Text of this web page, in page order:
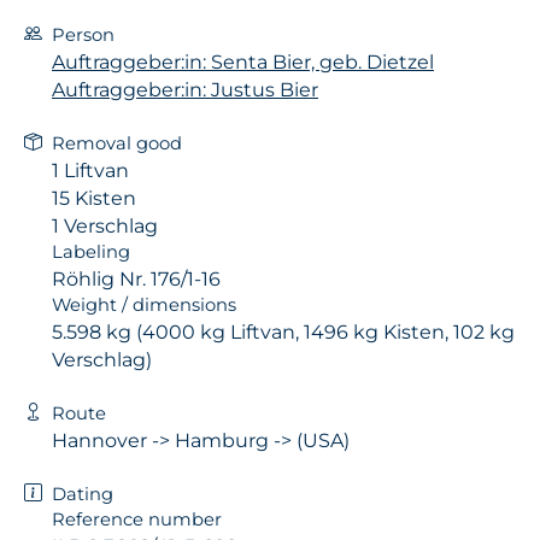
Person
Auftraggeber:in: Senta Bier, geb. Dietzel
Auftraggeber:in: Justus Bier
Removal good
1 Liftvan
15 Kisten
1 Verschlag
Labeling
Röhlig Nr. 176/1-16
Weight / dimensions
5.598 kg (4000 kg Liftvan, 1496 kg Kisten, 102 kg
Verschlag)
Route
Hannover -> Hamburg -> (USA)
Dating
Reference number